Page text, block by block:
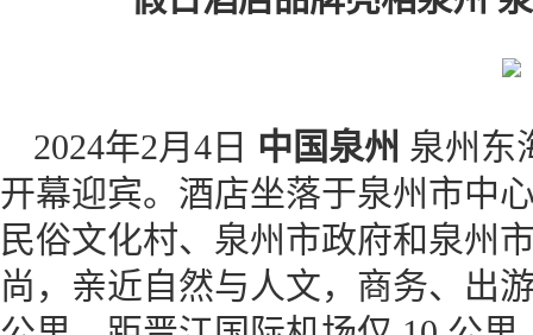
2024年2月4日 中国泉州 泉州东
开幕迎宾。酒店坐落于泉州市中
民俗文化村、泉州市政府和泉州
尚，亲近自然与人文，商务、出